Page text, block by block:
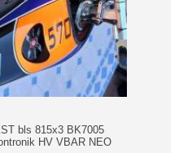
bls 815x3 BK7005
HV VBAR NEO